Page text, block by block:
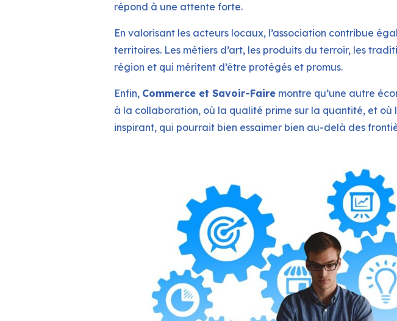
répond à une attente forte.
En valorisant les acteurs locaux, l’association contribue
territoires. Les métiers d’art, les produits du terroir, les
région et qui méritent d’être protégés et promus.
Enfin, Commerce et Savoir-Faire montre qu’une autre
à la collaboration, où la qualité prime sur la quantité, et où
inspirant, qui pourrait bien essaimer bien au-delà des